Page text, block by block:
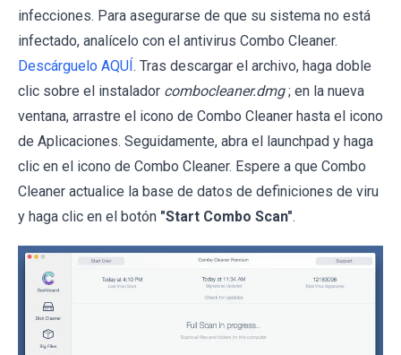
infecciones. Para asegurarse de que su sistema no está
infectado, analícelo con el antivirus Combo Cleaner.
Descárguelo AQUÍ. Tras descargar el archivo, haga doble
clic sobre el instalador combocleaner.dmg ; en la nueva
ventana, arrastre el icono de Combo Cleaner hasta el icono
de Aplicaciones. Seguidamente, abra el launchpad y haga
clic en el icono de Combo Cleaner. Espere a que Combo
Cleaner actualice la base de datos de definiciones de viru
y haga clic en el botón "Start Combo Scan".